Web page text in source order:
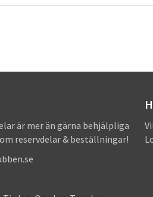
är mer än gärna behjälpliga
reservdelar & beställningar!